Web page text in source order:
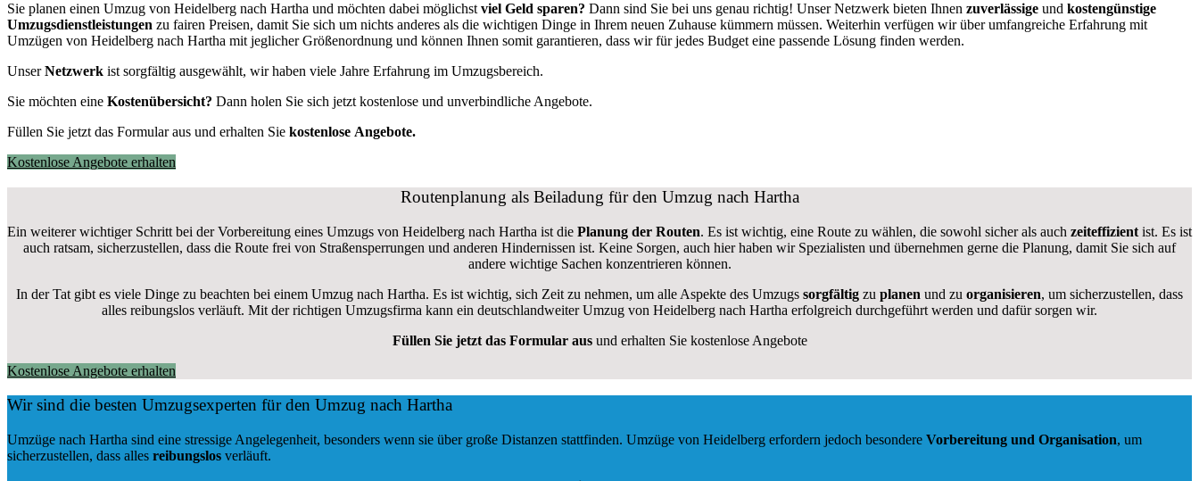
Sie planen einen Umzug von Heidelberg nach Hartha und möchten dabei möglichst viel Geld sparen? Dann sind Sie bei uns genau richtig! Unser Netzwerk bieten Ihnen zuverlässige und kostengünstige
Umzugsdienstleistungen zu fairen Preisen, damit Sie sich um nichts anderes als die wichtigen Dinge in Ihrem neuen Zuhause kümmern müssen. Weiterhin verfügen wir über umfangreiche Erfahrung mit
Umzügen von Heidelberg nach Hartha mit jeglicher Größenordnung und können Ihnen somit garantieren, dass wir für jedes Budget eine passende Lösung finden werden.
UnserNetzwerk ist sorgfältig ausgewählt, wir haben viele Jahre Erfahrung im Umzugsbereich.
Sie möchten eine Kostenübersicht? Dann holen Sie sich jetzt kostenlose und unverbindliche Angebote.
Füllen Sie jetzt das Formular aus und erhalten Sie kostenlose Angebote.
Kostenlose Angebote erhalten
Routenplanung als Beiladung für den Umzug nach Hartha
Ein weiterer wichtiger Schritt bei der Vorbereitung eines Umzugs von Heidelberg nach Hartha ist die Planung der Routen. Es ist wichtig, eine Route zu wählen, die sowohl sicher als auch zeiteffizient ist. Es ist
auch ratsam, sicherzustellen, dass die Route frei von Straßensperrungen und anderen Hindernissen ist. Keine Sorgen, auch hier haben wir Spezialisten und übernehmen gerne die Planung, damit Sie sich auf
andere wichtige Sachen konzentrieren können.
In der Tat gibt es viele Dinge zu beachten bei einem Umzug nach Hartha. Es ist wichtig, sich Zeit zu nehmen, um alle Aspekte des Umzugs sorgfältig zu planen und zu organisieren, um sicherzustellen, dass
alles reibungslos verläuft. Mit der richtigen Umzugsfirma kann ein deutschlandweiter Umzug von Heidelberg nach Hartha erfolgreich durchgeführt werden und dafür sorgen wir.
Füllen Sie jetzt das Formular ausund erhalten Sie kostenlose Angebote
Kostenlose Angebote erhalten
Wir sind die besten Umzugsexperten für den Umzug nach Hartha
Umzüge nach Hartha sind eine stressige Angelegenheit, besonders wenn sie über große Distanzen stattfinden. Umzüge von Heidelberg erfordern jedoch besondere Vorbereitung und Organisation, um
sicherzustellen, dass alles reibungslos verläuft.